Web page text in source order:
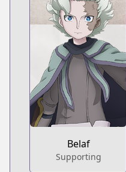
Belaf
Supporting